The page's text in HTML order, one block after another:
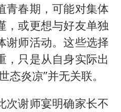
青春期，可能对集体
，或更想与好友单独
谢师活动。这些选择
，只是从自身实际出
态炎凉”并无关联。
次谢师宴明确家长不